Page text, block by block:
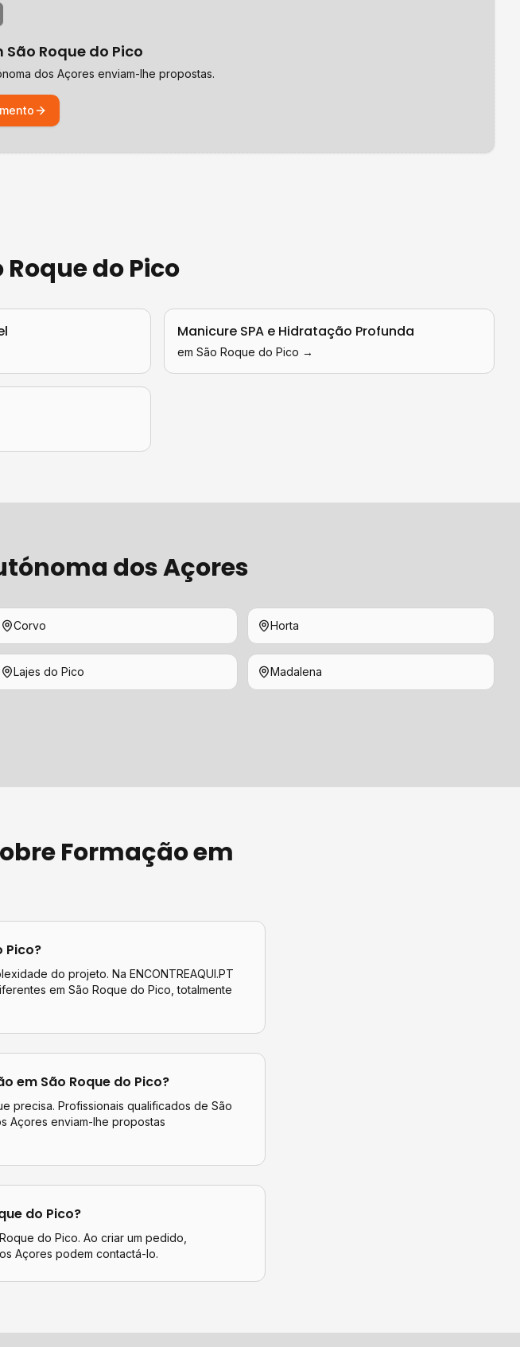
São Roque do Pico
dos Açores enviam-lhe propostas.
Roque do Pico
Manicure SPA e Hidratação Profunda
em São Roque do Pico →
dos Açores
Corvo Horta
Lajes do Pico Madalena
Formaçãoem
Pico?
do projeto. Na ENCONTREAQUI.PT
em São Roque do Pico , totalmente
em São Roque do Pico?
precisa. Profissionais qualificados de São
Açores enviam-lhe propostas
do Pico?
do Pico. Ao criar um pedido,
Açores podem contactá-lo.